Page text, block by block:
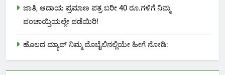
ಜಾತಿ, ಆದಾಯ ಪ್ರಮಾಣ ಪತ್ರ ಬರೀ 40 ರೂ.ಗಳಿಗೆ ನಿಮ್ಮ
ಪಂಚಾಯ್ತಿಯಲ್ಲೇ ಪಡೆಯಿರಿ!
ಹೊಲದ ಮ್ಯಾಪ್ ನಿಮ್ಮ ಮೊಬೈಲಿನಲ್ಲಿಯೇ ಹೀಗೆ ನೋಡಿ: